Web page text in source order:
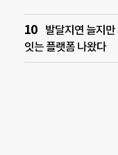
발달지연 늘지
잇는 플랫폼 나왔다